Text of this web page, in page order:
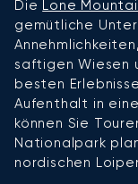
Die Lone
gemütliche
saftigen Wiesen
besten
Aufenthalt in
können Sie
Nationalpark
nordischen